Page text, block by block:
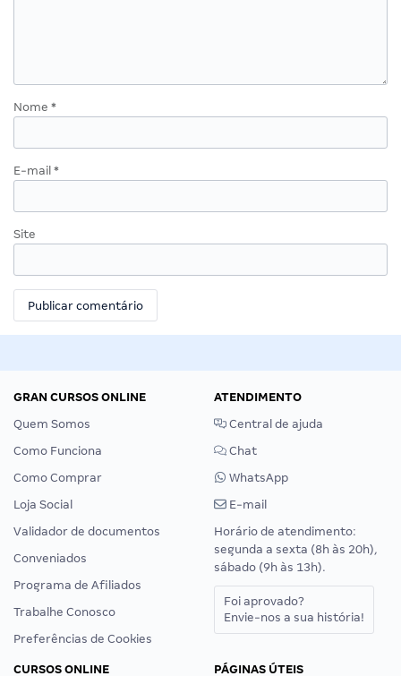
Nome *
E-mail *
Site
GRAN CURSOS ONLINE
Quem Somos
Como Funciona
Como Comprar
Loja Social
Validador de documentos
Conveniados
Programa de Afiliados
Trabalhe Conosco
Preferências de Cookies
ATENDIMENTO
Central de ajuda
Chat
WhatsApp
E-mail
Horário de atendimento:
segunda a sexta (8h às 20h),
sábado (9h às 13h).
Foi aprovado?
Envie-nos a sua história!
CURSOS ONLINE
PÁGINAS ÚTEIS